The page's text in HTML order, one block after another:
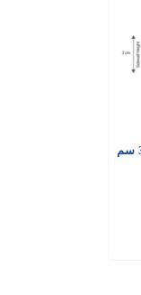
قالب خبز كولومبا 15 × 10.5 × 3 سم